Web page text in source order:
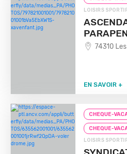
LOISIRS
74310
EN SAVOIR +
CHEQUE-
CHEQUE-
LOISIRS